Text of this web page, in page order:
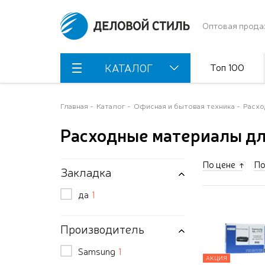
Оптовая
КАТАЛОГ Топ 100
Главная Каталог Офисная и бытовая техника
Расходные материалы
Закладка
да 1
Производитель
Samsung 1
По цене
АКЦИЯ